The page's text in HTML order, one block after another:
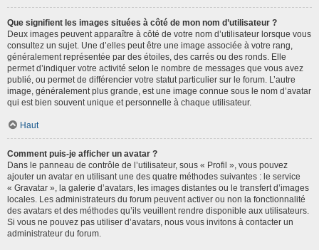
Que signifient les images situées à côté de mon nom d’utilisateur ?
Deux images peuvent apparaître à côté de votre nom d’utilisateur lorsque vous
consultez un sujet. Une d’elles peut être une image associée à votre rang,
généralement représentée par des étoiles, des carrés ou des ronds. Elle
permet d’indiquer votre activité selon le nombre de messages que vous avez
publié, ou permet de différencier votre statut particulier sur le forum. L’autre
image, généralement plus grande, est une image connue sous le nom d’avatar
qui est bien souvent unique et personnelle à chaque utilisateur.
Haut
Comment puis-je afficher un avatar ?
Dans le panneau de contrôle de l’utilisateur, sous « Profil », vous pouvez
ajouter un avatar en utilisant une des quatre méthodes suivantes : le service
« Gravatar », la galerie d’avatars, les images distantes ou le transfert d’images
locales. Les administrateurs du forum peuvent activer ou non la fonctionnalité
des avatars et des méthodes qu’ils veuillent rendre disponible aux utilisateurs.
Si vous ne pouvez pas utiliser d’avatars, nous vous invitons à contacter un
administrateur du forum.